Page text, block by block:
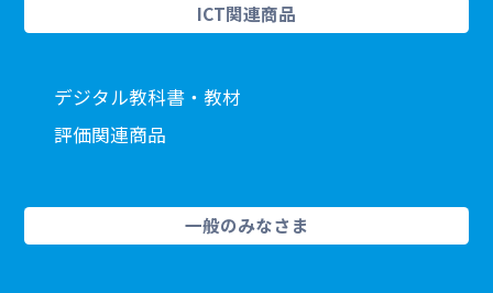
ICT関連商品
デジタル教科書・教材
評価関連商品
一般のみなさま